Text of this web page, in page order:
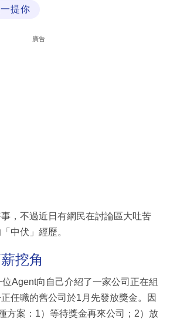
提你
廣告
，不過近日有網民在討論區大吐苦
中伏」經歷。
挖角
Agent向自己介紹了一家公司正在組
任職的舊公司於1月先發放獎金。因
方案：1）等待獎金再來公司；2）放